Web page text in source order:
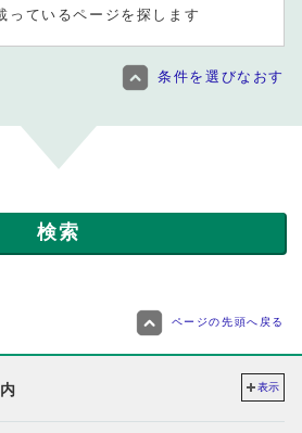
っているページを探します
条件を選びなおす
ページの先頭へ戻る
表示